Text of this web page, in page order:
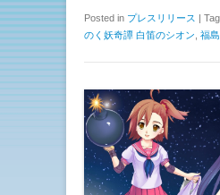
Posted in プレスリリース
のく妖奇譚 白笛のシオン 福島